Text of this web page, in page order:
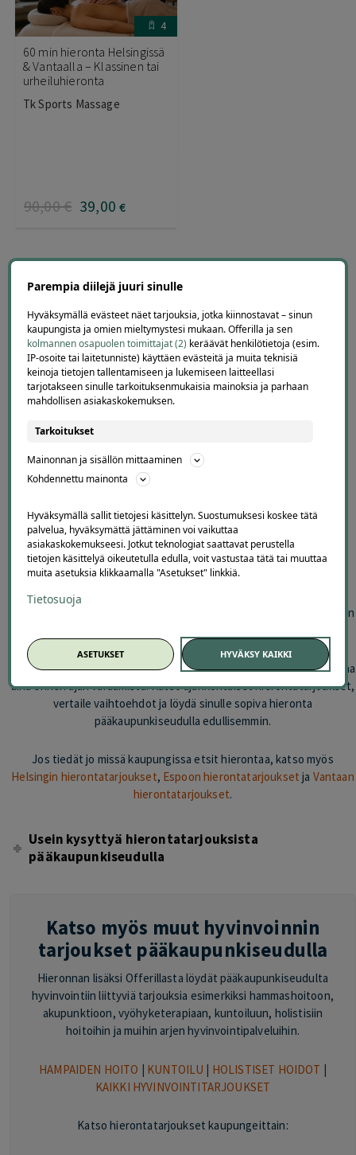
4
60 min hieronta Helsingissä
& Vantaalla – Klassinen tai
urheiluhieronta
Tk Sports Massage
90,00€ 39,00 €
Hierontatarjoukset
pääkaupunkiseudulla yhdessä
paikassa
samaan paikkaan. Valikoimasta löydät vaihtuvia diilejä esimerkiksi
klassiseen hierontaan, urheiluhierontaan, thai-hierontaan,
lymfahierontaan, kuumakivihierontaan, purentalihashierontaan,
intialaiseen päähierontaan ja muihin kehoa rentouttaviin hoitoihin
Sivu sopii erityisesti silloin, kun etsit edullista hierontaa
pääkaupunkiseudulla, haluat helpottaa lihasjumeja, palautua
treenistä, rentoutua arjen kiireen keskellä tai ostaa hieronnan
lahjaksi. Tarjouksia voi löytyä eri puolilta pääkaupunkiseutua sen
mukaan, mitä hierojia, hoitoloita ja hyvinvointipalveluita on kulloinkin
Hierontadiilit vaihtuvat säännöllisesti, joten sivu kannattaa tarkistaa
aina ennen ajan varaamista. Katso ajankohtaiset hierontatarjoukset,
vertaile vaihtoehdot ja löydä sinulle sopiva hieronta
pääkaupunkiseudulla edullisemmin.
Jos tiedät jo missä kaupungissa etsit hierontaa, katso myös
Helsingin hierontatarjoukset, Espoon hierontatarjoukset ja Vantaan
hierontatarjoukset.
Usein kysyttyä hierontatarjouksista
pääkaupunkiseudulla
Katso myös muut hyvinvoinnin
tarjoukset pääkaupunkiseudulla
Hieronnan lisäksi Offerillasta löydät pääkaupunkiseudulta
hyvinvointiin liittyviä tarjouksia esimerkiksi hammashoitoon,
akupunktioon, vyöhyketerapiaan, kuntoiluun, holistisiin
hoitoihin ja muihin arjen hyvinvointipalveluihin.
HAMPAIDEN HOITO | KUNTOILU | HOLISTISET HOIDOT |
KAIKKI HYVINVOINTITARJOUKSET
Katso hierontatarjoukset kaupungeittain:
Parempia diilejä juuri sinulle
Hyväksymällä evästeet näet tarjouksia, jotka kiinnostavat – sinun
kaupungista ja omien mieltymystesi mukaan. Offerilla ja sen
kolmannen osapuolen toimittajat (2) keräävät henkilötietoja (esim.
IP-osoite tai laitetunniste) käyttäen evästeitä ja muita teknisiä
keinoja tietojen tallentamiseen ja lukemiseen laitteellasi
tarjotakseen sinulle tarkoituksenmukaisia mainoksia ja parhaan
mahdollisen asiakaskokemuksen.
Tarkoitukset
Mainonnan ja sisällön mittaaminen
Kohdennettu mainonta
Hyväksymällä sallit tietojesi käsittelyn. Suostumuksesi koskee tätä
palvelua, hyväksymättä jättäminen voi vaikuttaa
asiakaskokemukseesi. Jotkut teknologiat saattavat perustella
tietojen käsittelyä oikeutetulla edulla, voit vastustaa tätä tai muuttaa
muita asetuksia klikkaamalla "Asetukset" linkkiä.
Tietosuoja
ASETUKSET HYVÄKSY KAIKKI